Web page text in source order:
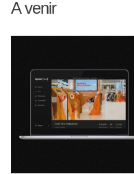
A venir